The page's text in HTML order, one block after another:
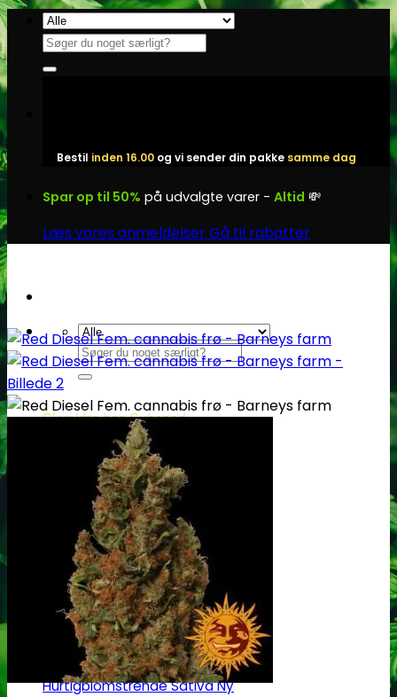
Fortsæt
indhold
Søg
efter:
Bestil inden 16.00 og vi sender din pakke samme dag
Spar op til 50% på udvalgte varer - Altid 💸
Læs vores anmeldelserGå til rabatter
Søg
efter:
Skunkfrø hos Subseed
Alle Cannabis -og Skunkfrø
Cannabis Sativa
Feminiseret Cannabis Sativa
Cannabis Sativa Hybrider
Autoblomstrende Cannabis Sativa
Hurtigblomstrende Sativa